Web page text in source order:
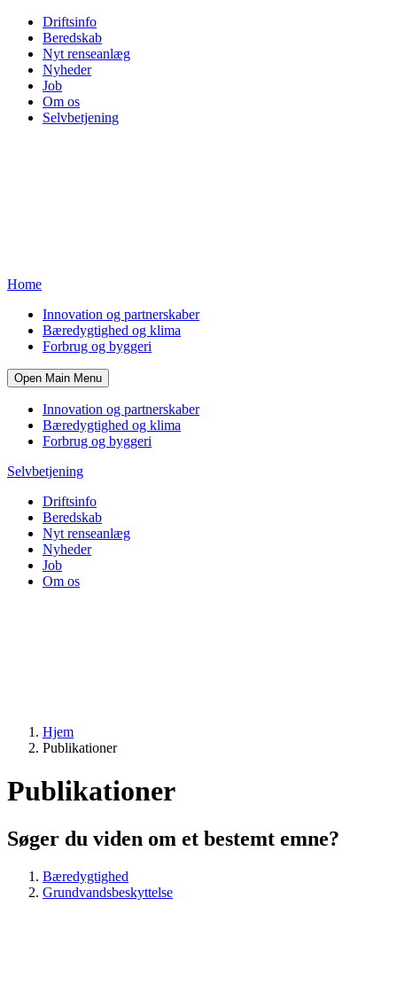
Driftsinfo
Beredskab
Nyt renseanlæg
Nyheder
Job
Om os
Selvbetjening
Home
Innovation og partnerskaber
Bæredygtighed og klima
Forbrug og byggeri
Open Main Menu
Innovation og partnerskaber
Bæredygtighed og klima
Forbrug og byggeri
Selvbetjening
Driftsinfo
Beredskab
Nyt renseanlæg
Nyheder
Job
Om os
Hjem
Publikationer
Publikationer
Søger du viden om et bestemt emne?
Bæredygtighed
Grundvandsbeskyttelse